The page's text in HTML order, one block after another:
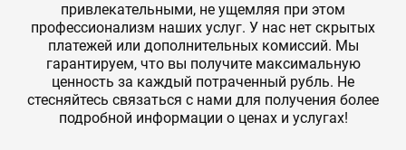
привлекательными, не ущемляя при этом
профессионализм наших услуг. У нас нет скрытых
платежей или дополнительных комиссий. Мы
гарантируем, что вы получите максимальную
ценность за каждый потраченный рубль. Не
стесняйтесь связаться с нами для получения более
подробной информации о ценах и услугах!